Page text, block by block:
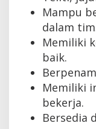
Mampu
dalam
Memiliki
baik.
Memiliki
bekerja.
Bersedia